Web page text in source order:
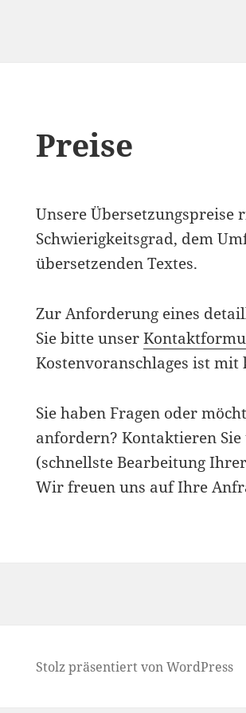
Preise
Unsere Übersetzungspreise
Schwierigkeitsgrad, dem
übersetzenden Textes.
Zur Anforderung eines
Sie bitte unser
Kostenvoranschlages ist
Sie haben Fragen oder
anfordern? Kontaktieren
(schnellste Bearbeitung
Wir freuen uns auf Ihre
Stolz präsentiert von WordPress